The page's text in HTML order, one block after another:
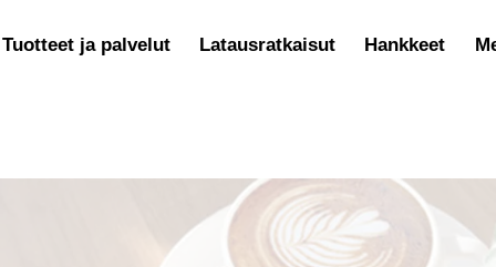
Tuotteet ja palvelut Latausratkaisut Hankkeet